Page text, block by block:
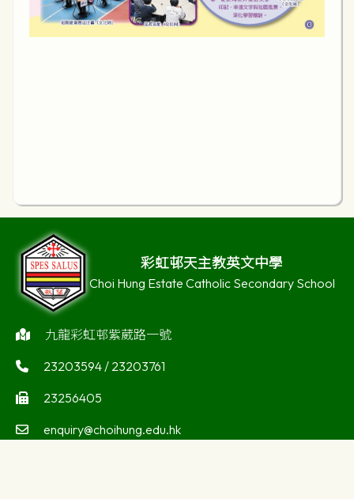
彩虹邨天主教英文中學
Choi Hung Estate Catholic Secondary School
九龍彩虹邨紫葳路一號
23203594 / 23203761
23256405
enquiry@choihung.edu.hk